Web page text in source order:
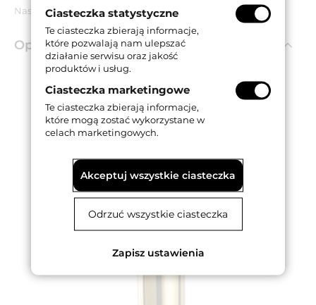
Nasadka.
Opis produktu
Nasadka płaska do zawiasu OT 495.
Odpowiednia do zawiasu o średnicy 14 mm.
Wykonana z aluminium.
Dostępna w wykończeniu pozłacanym.
Ciasteczka statystyczne
Te ciasteczka zbierają informacje,
które pozwalają nam ulepszać
działanie serwisu oraz jakość
produktów i usług.
Ciasteczka marketingowe
Te ciasteczka zbierają informacje,
które mogą zostać wykorzystane w
celach marketingowych.
Akceptuj wszystkie ciasteczka
Odrzuć wszystkie ciasteczka
Zapisz ustawienia